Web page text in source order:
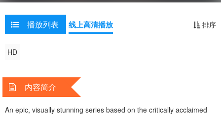
century. Sent from Moscow, Prince Yermolay wants to unite all
peoples of Perm, Christians and pagans alike. To do so, he, a
Christian, seizes the pagans' most powerful artefact, the Gol...
播放列表 排序
线上高清播放
HD
内容简介
An epic, visually stunning series based on the critically acclaimed